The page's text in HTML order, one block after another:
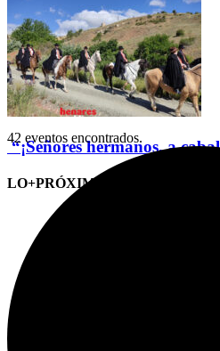
“¡Señores hermanos, a
LO+PRÓXIMO (CITAS)
42 eventos encontrados.